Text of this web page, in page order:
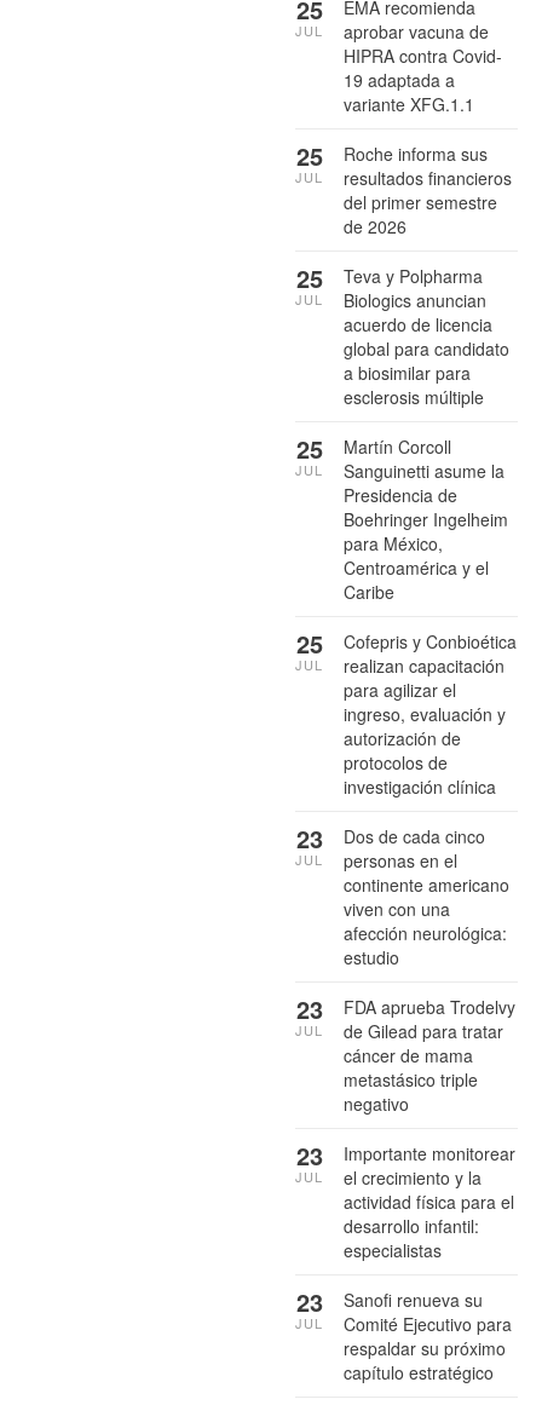
EMA recomienda
aprobar vacuna de
HIPRA contra Covid-
19 adaptada a
variante XFG.1.1
25
JUL
Roche informa sus
resultados financieros
del primer semestre
de 2026
25
JUL
Teva y Polpharma
Biologics anuncian
acuerdo de licencia
global para candidato
a biosimilar para
esclerosis múltiple
25
JUL
Martín Corcoll
Sanguinetti asume la
Presidencia de
Boehringer Ingelheim
para México,
Centroamérica y el
Caribe
25
JUL
Cofepris y Conbioética
realizan capacitación
para agilizar el
ingreso, evaluación y
autorización de
protocolos de
investigación clínica
25
JUL
Dos de cada cinco
personas en el
continente americano
viven con una
afección neurológica:
estudio
23
JUL
FDA aprueba Trodelvy
de Gilead para tratar
cáncer de mama
metastásico triple
negativo
23
JUL
Importante monitorear
el crecimiento y la
actividad física para el
desarrollo infantil:
especialistas
23
JUL
Sanofi renueva su
Comité Ejecutivo para
respaldar su próximo
capítulo estratégico
23
JUL